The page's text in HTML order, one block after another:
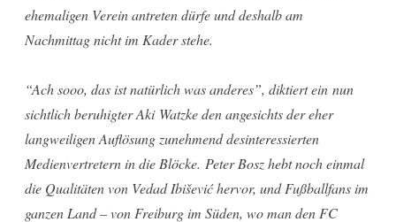
ehemaligen Verein antreten dürfe und deshalb am
Nachmittag nicht im Kader stehe.
“Ach sooo, das ist natürlich was anderes”, diktiert ein nun
sichtlich beruhigter Aki Watzke den angesichts der eher
langweiligen Auflösung zunehmend desinteressierten
Medienvertretern in die Blöcke. Peter Bosz hebt noch einmal
die Qualitäten von Vedad Ibišević hervor, und Fußballfans im
ganzen Land – von Freiburg im Süden, wo man den FC